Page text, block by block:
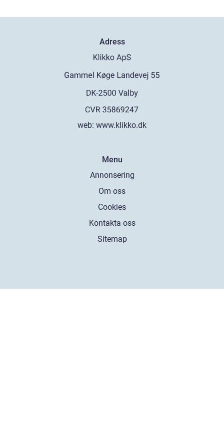
Adress
web: www.klikko.dk
Menu
Annonsering
Om oss
Cookies
Kontakta oss
Sitemap